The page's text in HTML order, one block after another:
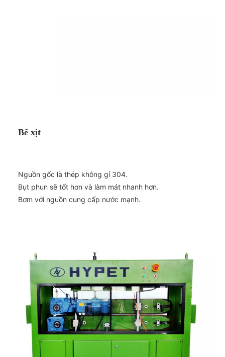
Bể xịt
Nguồn gốc là thép không gỉ 304.
Bụt phun sẽ tốt hơn và làm mát nhanh hơn.
Bơm với nguồn cung cấp nước mạnh.